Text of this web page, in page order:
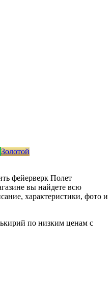
Золотой
фейерверк Полет
вы найдете всю
характеристики, фото и
по низким ценам с